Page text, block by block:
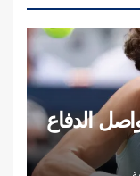
الدفاع